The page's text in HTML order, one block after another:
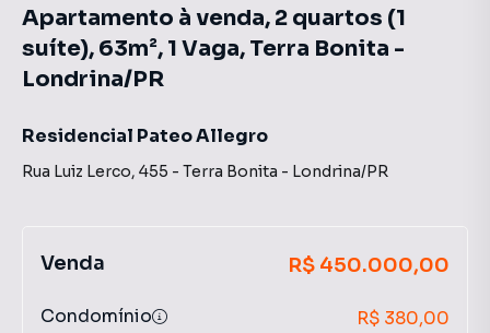
Apartamento à venda, 2 quartos (1
suíte), 63m², 1 Vaga, Terra Bonita -
Londrina/PR
Residencial Pateo Allegro
Rua Luiz Lerco, 455 - Terra Bonita - Londrina/PR
Venda R$ 450.000,00
Condomínio
R$ 380,00